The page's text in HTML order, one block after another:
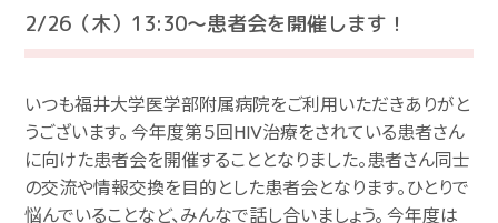
2/26（木）13:30～患者会を開催します！
いつも福井大学医学部附属病院をご利用いただきありがと
うございます。 今年度第５回HIV治療をされている患者さん
に向けた患者会を開催することとなりました。患者さん同士
の交流や情報交換を目的とした患者会となります。ひとりで
悩んでいることなど、みんなで話し合いましょう。 今年度は